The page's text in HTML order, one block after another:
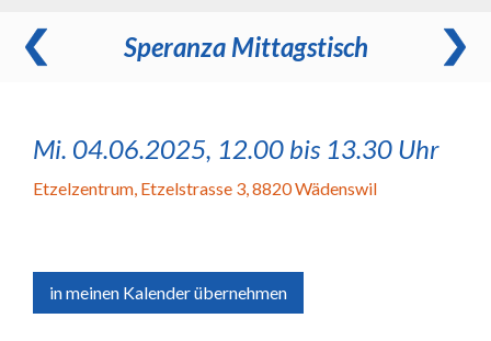
Speranza Mittagstisch
Mi. 04.06.2025, 12.00 bis 13.30 Uhr
Etzelzentrum, Etzelstrasse 3, 8820 Wädenswil
in meinen Kalender übernehmen